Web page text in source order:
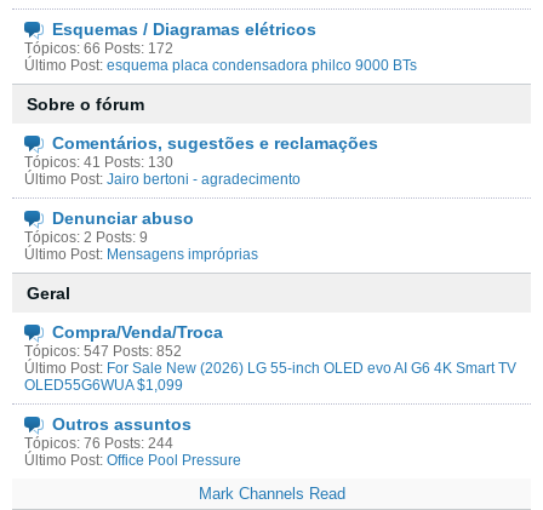
Esquemas / Diagramas elétricos
Tópicos: 66 Posts: 172
Último Post: esquema placa condensadora philco 9000 BTs
Sobre o fórum
Comentários, sugestões e reclamações
Tópicos: 41 Posts: 130
Último Post: Jairo bertoni - agradecimento
Denunciar abuso
Tópicos: 2 Posts: 9
Último Post: Mensagens impróprias
Geral
Compra/Venda/Troca
Tópicos: 547 Posts: 852
Último Post: For Sale New (2026) LG 55-inch OLED evo AI G6 4K Smart TV
OLED55G6WUA $1,099
Outros assuntos
Tópicos: 76 Posts: 244
Último Post: Office Pool Pressure
Mark Channels Read